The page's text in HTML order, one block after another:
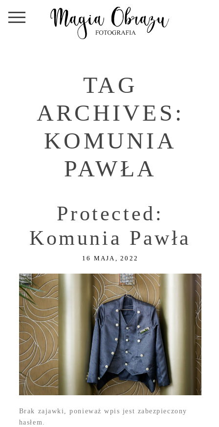
TAG
ARCHIVES:
KOMUNIA
PAWŁA
Protected:
Komunia Pawła
16 MAJA, 2022
Brak zajawki, ponieważ wpis jest zabezpieczony
hasłem.